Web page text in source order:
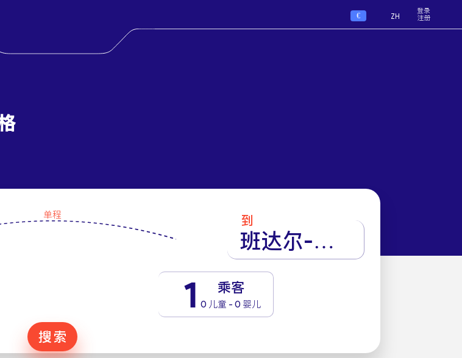
€ ZH
登录
注册
单程 到
班达尔-伦格
1 乘客
0 儿童 - 0 婴儿
搜索